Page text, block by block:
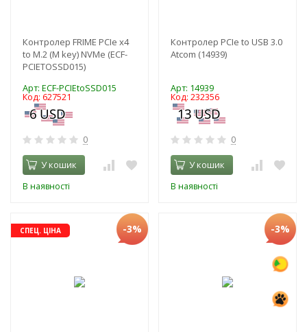
Контролер FRIME PCIe x4
to M.2 (M key) NVMe (ECF-
PCIETOSSD015)
Арт: ECF-PCIEtoSSD015
Код: 627521
0
У кошик
В наявності
Контролер PCIe to USB 3.0
Atcom (14939)
Арт: 14939
Код: 232356
0
У кошик
В наявності
СПЕЦ. ЦІНА -3% -3%